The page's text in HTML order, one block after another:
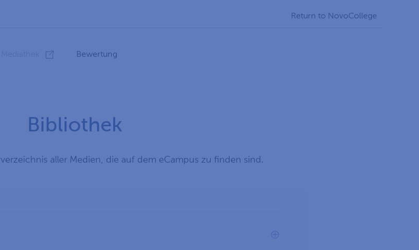
Return to NovoCollege
Bewertung
Bibliothek
aller Medien, die auf dem eCampus zu finden sind.